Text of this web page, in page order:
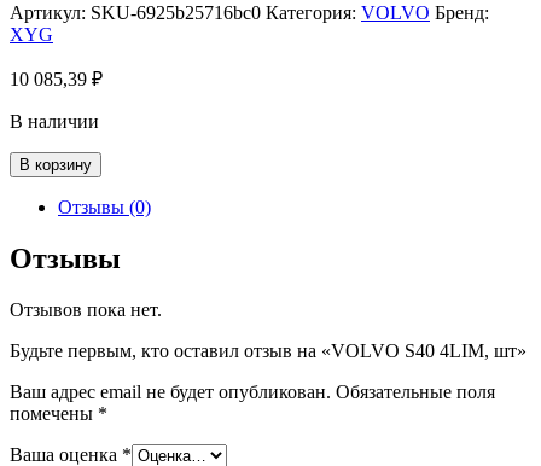
Артикул: SKU-6925b25716bc0 Категория: VOLVO Бренд:
XYG
10 085,39 ₽
В наличии
Количество
товара
VOLVO
4LIM,
шт
В корзину
Отзывы (0)
Отзывы
Отзывов пока нет.
Будьте первым, кто оставил отзыв на «VOLVO S40 4LIM, шт»
Ваш адрес email не будет опубликован. Обязательные поля
помечены *
Ваша оценка *